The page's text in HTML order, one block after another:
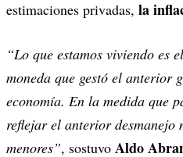
estimaciones privadas, la
“Lo que estamos viviendo es
moneda que gestó el anterior
economía. En la medida que
reflejar el anterior
menores”, sostuvo Aldo